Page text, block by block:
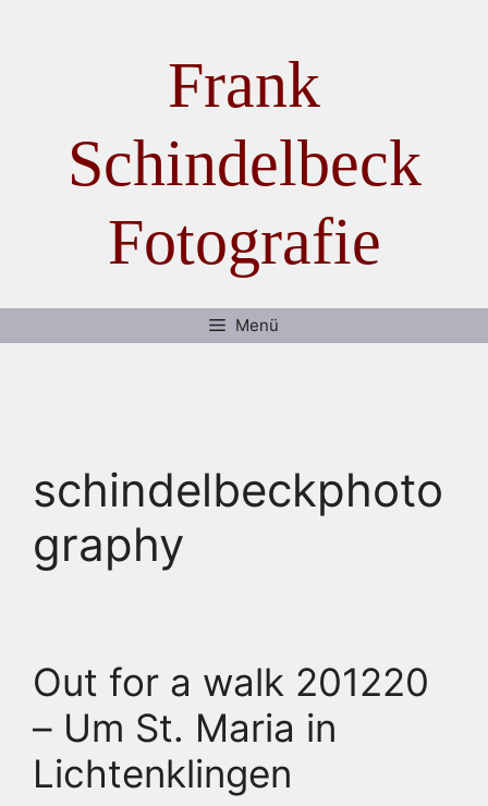
Frank
Schindelbeck
Fotografie
Menü
schindelbeckphoto
graphy
Out for a walk 201220
– Um St. Maria in
Lichtenklingen